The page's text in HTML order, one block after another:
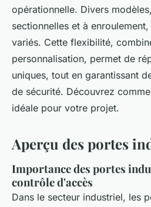
opérationnelle. Divers
sectionnelles et à
variés. Cette flexibilité,
personnalisation, permet de
uniques, tout en garantissant
de sécurité. Découvrez
idéale pour votre projet.
Aperçu des portes
Importance des portes
contrôle d'accès
Dans le secteur industriel, les